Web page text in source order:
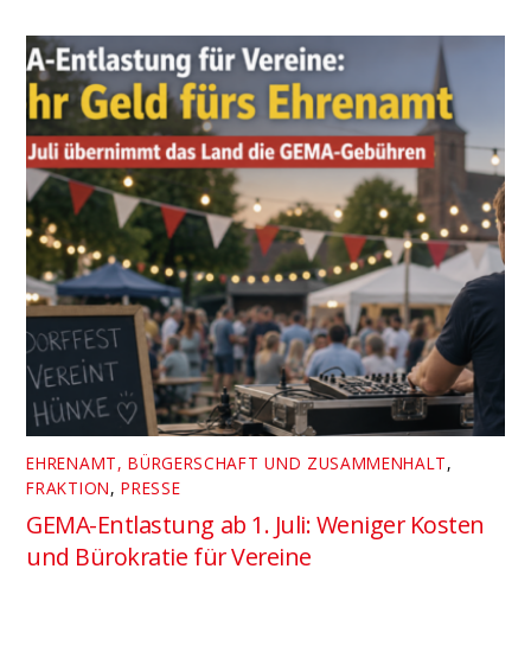
EHRENAMT, BÜRGERSCHAFT UND ZUSAMMENHALT,
FRAKTION,PRESSE
GEMA-Entlastung ab 1. Juli: Weniger Kosten
und Bürokratie für Vereine